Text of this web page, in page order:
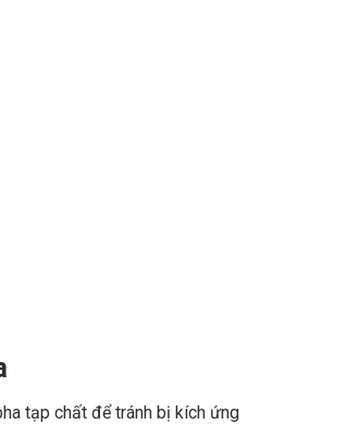
tạp chất để tránh bị kích ứng